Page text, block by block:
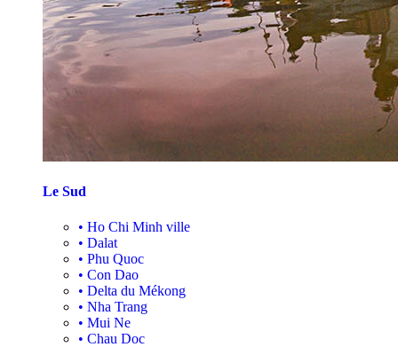
Le Sud
• Ho Chi Minh ville
• Dalat
• Phu Quoc
• Con Dao
• Delta du Mékong
• Nha Trang
• Mui Ne
• Chau Doc